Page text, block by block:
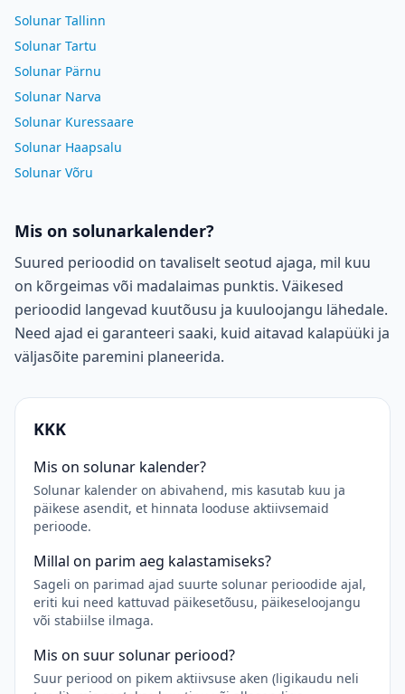
Solunar Tallinn
Solunar Tartu
Solunar Pärnu
Solunar Narva
Solunar Kuressaare
Solunar Haapsalu
Solunar Võru
Mis on solunarkalender?
Suured perioodid on tavaliselt seotud ajaga, mil kuu
on kõrgeimas või madalaimas punktis. Väikesed
perioodid langevad kuutõusu ja kuuloojangu lähedale.
Need ajad ei garanteeri saaki, kuid aitavad kalapüüki ja
väljasõite paremini planeerida.
KKK
Mis on solunar kalender?
Solunar kalender on abivahend, mis kasutab kuu ja
päikese asendit, et hinnata looduse aktiivsemaid
perioode.
Millal on parim aeg kalastamiseks?
Sageli on parimad ajad suurte solunar perioodide ajal,
eriti kui need kattuvad päikesetõusu, päikeseloojangu
või stabiilse ilmaga.
Mis on suur solunar periood?
Suur periood on pikem aktiivsuse aken (ligikaudu neli